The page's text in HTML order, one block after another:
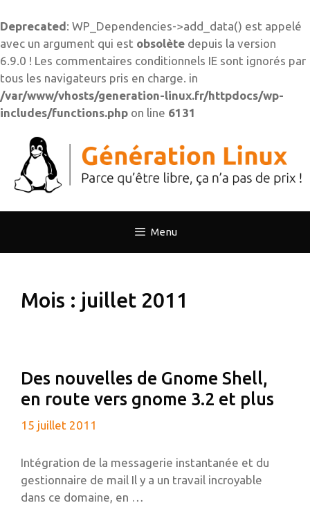
Deprecated: WP_Dependencies->add_data() est appelé
avec un argument qui est obsolète depuis la version
6.9.0 ! Les commentaires conditionnels IE sont ignorés par
tous les navigateurs pris en charge. in
/var/www/vhosts/generation-linux.fr/httpdocs/wp-
includes/functions.php on line 6131
contenu
Menu
Mois : juillet 2011
Des nouvelles de Gnome Shell,
en route vers gnome 3.2 et plus
15 juillet 2011
Intégration de la messagerie instantanée et du
gestionnaire de mail Il y a un travail incroyable
dans ce domaine, en …